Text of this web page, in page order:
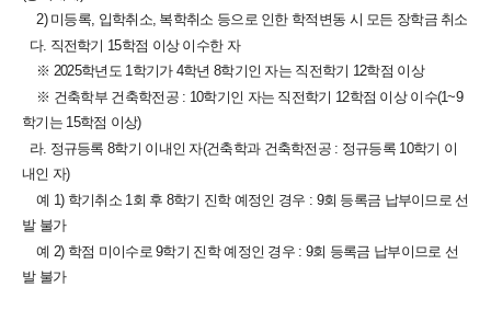
2) 미등록, 입학취소, 복학취소 등으로 인한 학적변동 시 모든 장학금 취소
다. 직전학기 15학점 이상 이수한 자
※ 2025학년도 1학기가 4학년 8학기인 자는 직전학기 12학점 이상
※ 건축학부 건축학전공 : 10학기인 자는 직전학기 12학점 이상 이수(1~9
학기는 15학점 이상)
라. 정규등록 8학기 이내인 자(건축학과 건축학전공 : 정규등록 10학기 이
내인 자)
예 1) 학기취소 1회 후 8학기 진학 예정인 경우 : 9회 등록금 납부이므로 선
발 불가
예 2) 학점 미이수로 9학기 진학 예정인 경우 : 9회 등록금 납부이므로 선
발 불가